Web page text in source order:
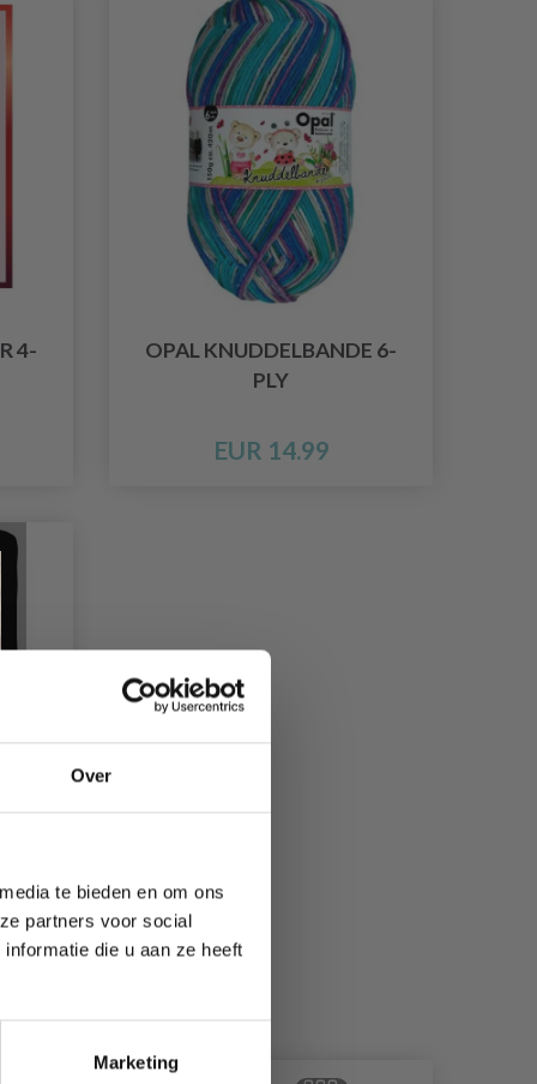
Over
te bieden en om ons
partners voor social
die u aan ze heeft
Marketing
4-
OPAL KNUDDELBANDE 6-
PLY
EUR 14.99